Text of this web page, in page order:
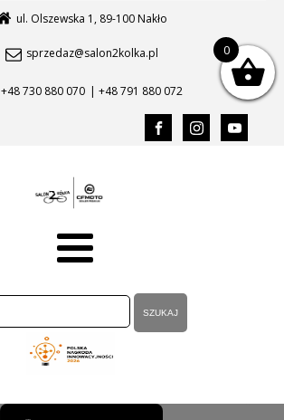
ul. Olszewska 1, 89-100 Nakło
sprzedaz@salon2kolka.pl
+48 730 880 070 | +48 791 880 072
0